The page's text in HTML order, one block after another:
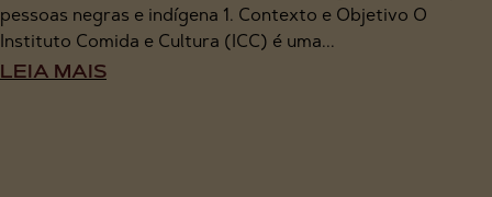
pessoas negras e indígena 1. Contexto e Objetivo O
Instituto Comida e Cultura (ICC) é uma...
LEIA MAIS